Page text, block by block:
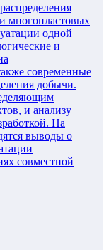
многопластовых
одной
и
современные
добычи.
и анализу
На
выводы о
совместной